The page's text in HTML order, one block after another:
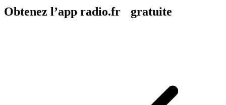
Obtenez l’app radio.fr gratuite